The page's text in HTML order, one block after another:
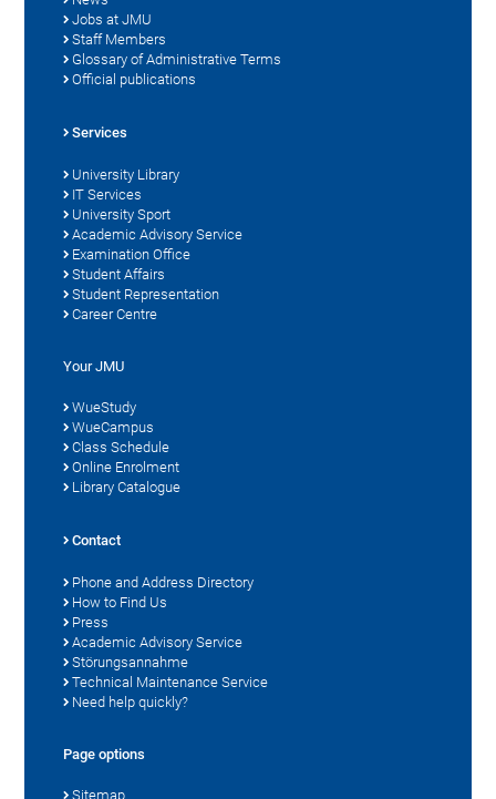
Jobs at JMU
Staff Members
Glossary of Administrative Terms
Official publications
Services
University Library
IT Services
University Sport
Academic Advisory Service
Examination Office
Student Affairs
Student Representation
Career Centre
Your JMU
WueStudy
WueCampus
Class Schedule
Online Enrolment
Library Catalogue
Contact
Phone and Address Directory
How to Find Us
Press
Academic Advisory Service
Störungsannahme
Technical Maintenance Service
Need help quickly?
Page options
Sitemap